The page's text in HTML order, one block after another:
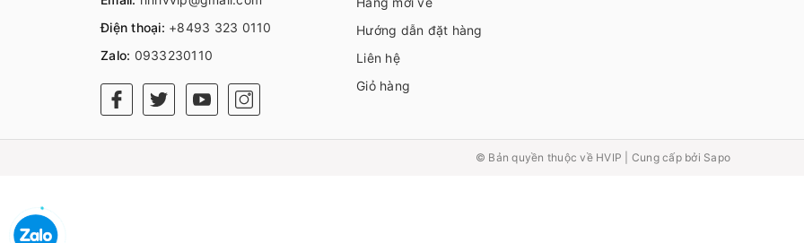
Điện thoại: +8493 323 0110
Zalo: 0933230110
Hướng dẫn đặt hàng
Liên hệ
Giỏ hàng
© Bản quyền thuộc về HVIP Cung cấp bởi Sapo